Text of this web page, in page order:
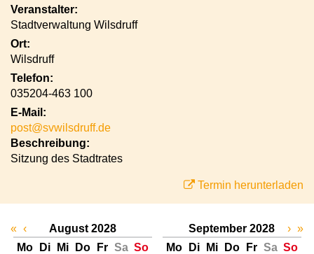
Veranstalter:
Stadtverwaltung Wilsdruff
Ort:
Wilsdruff
Telefon:
035204-463 100
E-Mail:
post@svwilsdruff.de
Beschreibung:
Sitzung des Stadtrates
Termin herunterladen
« ‹
August 2028
Mo
Di Mi Do Fr Sa So
September 2028
Mo
Di Mi Do Fr Sa So
› »